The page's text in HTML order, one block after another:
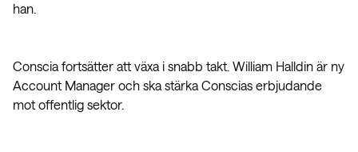
han.
Conscia fortsätter att växa i snabb takt. William Halldin är ny
Account Manager och ska stärka Conscias erbjudande
mot offentlig sektor.